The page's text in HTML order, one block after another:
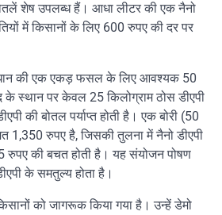
शेष उपलब्ध हैं। आधा लीटर की एक नैनो
में किसानों के लिए 600 रुपए की दर पर
धान की एक एकड़ फसल के लिए आवश्यक 50
के स्थान पर केवल 25 किलोग्राम ठोस डीएपी
की बोतल पर्याप्त होती है। एक बोरी (50
1,350 रुपए है, जिसकी तुलना में नैनो डीएपी
रुपए की बचत होती है। यह संयोजन पोषण
के समतुल्य होता है।
को जागरूक किया गया है। उन्हें डेमो